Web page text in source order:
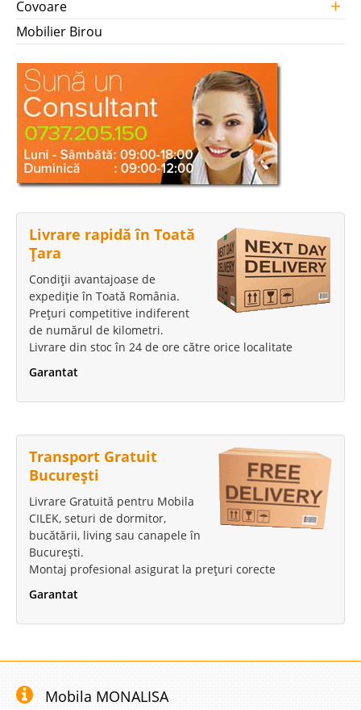
Covoare +
Mobilier Birou
Livrare rapidă în Toată
Țara
Condiții avantajoase de
expediție în Toată România.
Prețuri competitive indiferent
de numărul de kilometri.
Livrare din stoc în 24 de ore către orice localitate
Garantat
Transport Gratuit
București
Livrare Gratuită pentru Mobila
CILEK, seturi de dormitor,
bucătării, living sau canapele în
București.
Montaj profesional asigurat la prețuri corecte
Garantat
Mobila MONALISA